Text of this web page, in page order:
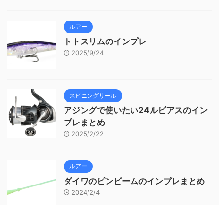
ルアー
トトスリムのインプレ
2025/9/24
スピニングリール
アジングで使いたい24ルビアスのイン
プレまとめ
2025/2/22
ルアー
ダイワのピンビームのインプレまとめ
2024/2/4